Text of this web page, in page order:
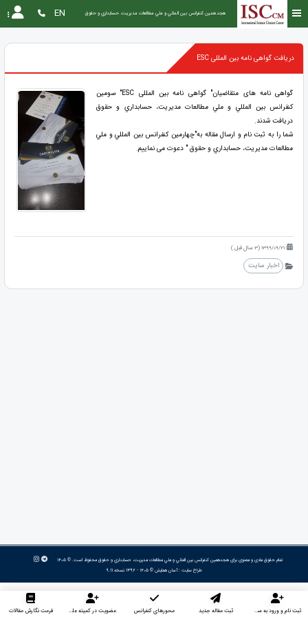
هجدهمین كنفرانس بين المللي و ملي مطالعات مديريت، حسابداري و حقوق EN
دریافت گواهی نامه بین المللی ESC
گواهی نامه های متقاضیان" گواهی نامه بین المللی ESC" سومین
كنفرانس بين المللي و ملي مطالعات مديريت، حسابداري و حقوق
دریافت شدند.
شما را به ثبت نام و ارسال مقاله به"چهارمین كنفرانس بين المللي و ملي
مطالعات مديريت، حسابداري و حقوق " دعوت می نماییم.
1399/09/21 (3 سال قبل )
اخبار سایت
تمام حقوق مادی و معنوی برای هجدهمین كنفرانس بين المللي و ملي مطالعات مديريت، حسابداري و حقوق محفوظ است. © ۱۴۰۵
طراح سایت :آسان همایش © ۱۴۰۵ - 1392 نسخه 9.11
ثبت نام و ورود به سایت ثبت مقاله جدید محورهای کنفرانس عضویت در کمیته علمی داوران فرمت نگارش مقالات